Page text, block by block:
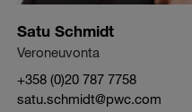
Satu Schmidt
Veroneuvonta
+358 (0)20 787 7758
satu.schmidt@pwc.com